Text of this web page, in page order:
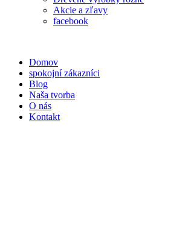
Akcie a zľavy
facebook
Domov
spokojní zákazníci
Blog
Naša tvorba
O nás
Kontakt